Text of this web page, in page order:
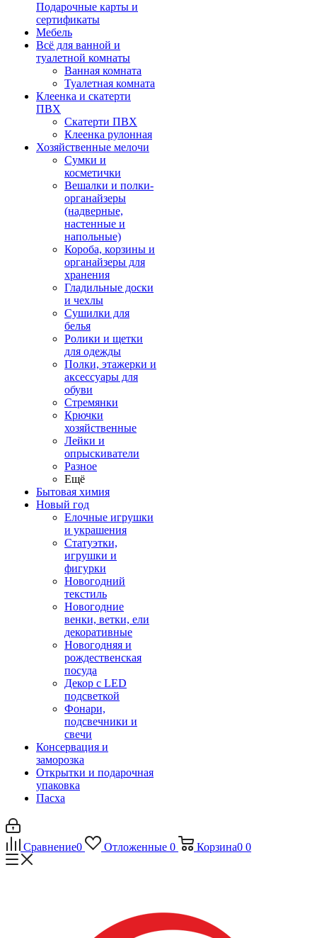
Подарочные карты и
сертификаты
Мебель
Всё для ванной и
туалетной комнаты
Ванная комната
Туалетная комната
Клеенка и скатерти
ПВХ
Скатерти ПВХ
Клеенка рулонная
Хозяйственные мелочи
Сумки и
косметички
Вешалки и полки-
органайзеры
(надверные,
настенные и
напольные)
Короба, корзины и
органайзеры для
хранения
Гладильные доски
и чехлы
Сушилки для
белья
Ролики и щетки
для одежды
Полки, этажерки и
аксессуары для
обуви
Стремянки
Крючки
хозяйственные
Лейки и
опрыскиватели
Разное
Ещё
Бытовая химия
Новый год
Елочные игрушки
и украшения
Статуэтки,
игрушки и
фигурки
Новогодний
текстиль
Новогодние
венки, ветки, ели
декоративные
Новогодняя и
рождественская
посуда
Декор с LED
подсветкой
Фонари,
подсвечники и
свечи
Консервация и
заморозка
Открытки и подарочная
упаковка
Пасха
Сравнение0 Отложенные 0 Корзина0 0